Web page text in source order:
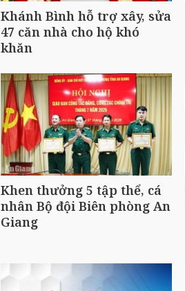
Khánh Bình hỗ trợ xây, sửa
47 căn nhà cho hộ khó
khăn
Khen thưởng 5 tập thể, cá
nhân Bộ đội Biên phòng An
Giang